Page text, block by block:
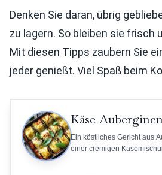
Denken Sie daran, übrig
zu lagern. So bleiben sie frisch
Mit diesen Tipps zaubern Sie
jeder genießt. Viel Spaß beim
Käse-
Ein köstliches Gericht aus
einer cremigen